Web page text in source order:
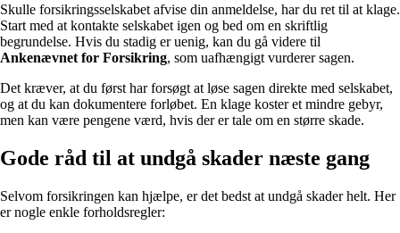
Skulle forsikringsselskabet afvise din anmeldelse, har du ret til at klage.
Start med at kontakte selskabet igen og bed om en skriftlig
begrundelse. Hvis du stadig er uenig, kan du gå videre til
Ankenævnet for Forsikring, som uafhængigt vurderer sagen.
Det kræver, at du først har forsøgt at løse sagen direkte med selskabet,
og at du kan dokumentere forløbet. En klage koster et mindre gebyr,
men kan være pengene værd, hvis der er tale om en større skade.
Gode råd til at undgå skader næste gang
Selvom forsikringen kan hjælpe, er det bedst at undgå skader helt. Her
er nogle enkle forholdsregler: